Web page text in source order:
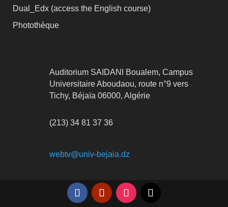
Dual_Edx (access the English course)
Photothèque
Auditorium SAIDANI Boualem, Campus
Universitaire Aboudaou, route n°9 vers
Tichy, Béjaïa 06000, Algérie
(213) 34 81 37 36
webtv@univ-bejaia.dz